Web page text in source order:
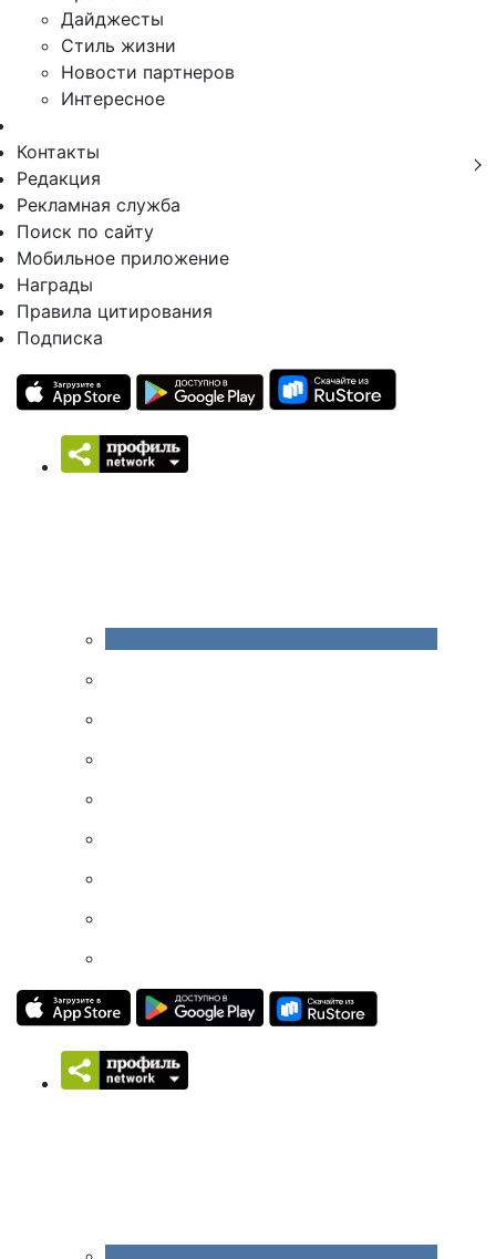
Дайджесты
Стиль жизни
Новости партнеров
Интересное
Контакты
Редакция
Рекламная служба
Поиск по сайту
Мобильное приложение
Награды
Правила цитирования
Подписка